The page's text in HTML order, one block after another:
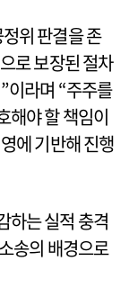
위 판결을 존
로 보장된 절차
이라며 “주주를
해야 할 책임이
에 기반해 진행
하는 실적 충격
송의 배경으로